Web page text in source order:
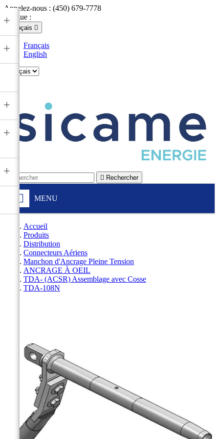
Appelez-nous : (450) 679-7778
Langue :
Français 
Français
English
 Rechercher
MENU
+
+
+
+
+
Accueil
Produits
Distribution
Connecteurs Aériens
Manchon d'Ancrage Pleine Tension
ANCRAGE À OEIL
TDA- (ACSR) Assemblage avec Cosse
TDA-108N